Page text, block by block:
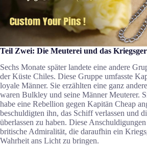
Teil Zwei: Die Meuterei und das
Sechs Monate später landete eine andere
der Küste Chiles. Diese Gruppe umfasste
loyale Männer. Sie erzählten eine ganz
waren Bulkley und seine Männer Meuterer.
habe eine Rebellion gegen Kapitän Cheap
beschuldigten ihn, das Schiff verlassen und
überlassen zu haben. Diese
britische Admiralität, die daraufhin ein
Wahrheit ans Licht zu bringen.